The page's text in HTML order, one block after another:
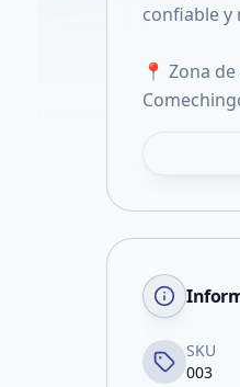
confiable y
📍 Zona
SKU
003